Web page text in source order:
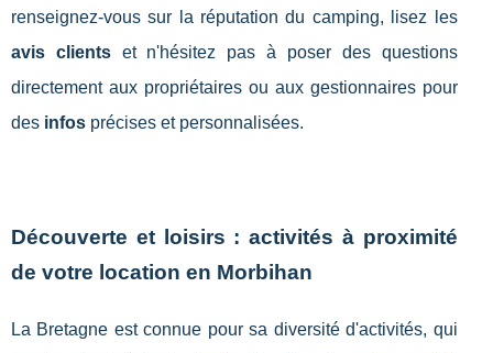
renseignez-vous sur la réputation du camping, lisez les
avis clientset n'hésitez pas à poser des questions
directement aux propriétaires ou aux gestionnaires pour
des infos précises et personnalisées.
Découverte et loisirs : activités à proximité
de votre location en Morbihan
La Bretagne est connue pour sa diversité d'activités, qui